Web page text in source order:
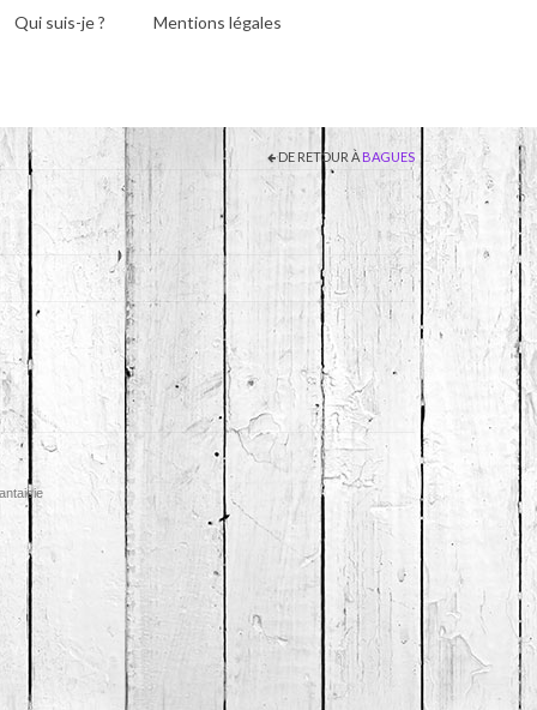
Qui suis-je ? Mentions légales
DE RETOUR À BAGUES